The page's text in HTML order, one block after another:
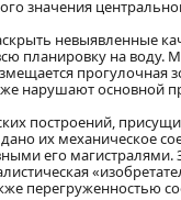
значения
невыявленные
планировку на воду.
нарушают основной
построений,
их механическое
его
перегруженностью